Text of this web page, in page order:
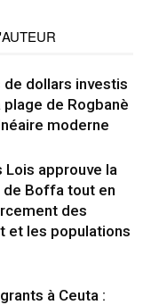
de dollars investis
de Rogbanè
moderne
Lois approuve la
de Boffa tout en
des
et les populations
à Ceuta :